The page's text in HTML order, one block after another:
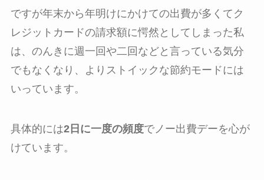
ですが年末から年明けにかけての出費が多くてク
レジットカードの請求額に愕然としてしまった私
は、のんきに週一回や二回などと言っている気分
でもなくなり、よりストイックな節約モードには
いっています。
具体的には2日に一度の頻度でノー出費デーを心が
けています。